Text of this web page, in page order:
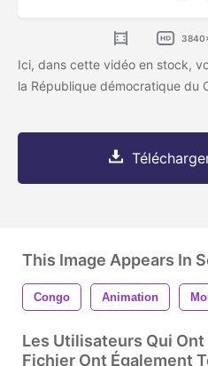
Ici, dans cette vidéo en stock,
la République démocratique du
This Image Appears In
Congo Animation
Les Utilisateurs Qui
Fichier Ont Également